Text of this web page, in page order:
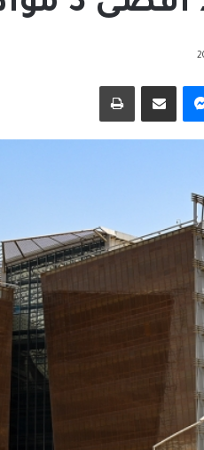
ماسنجر مشاركة عبر البريد طباعة